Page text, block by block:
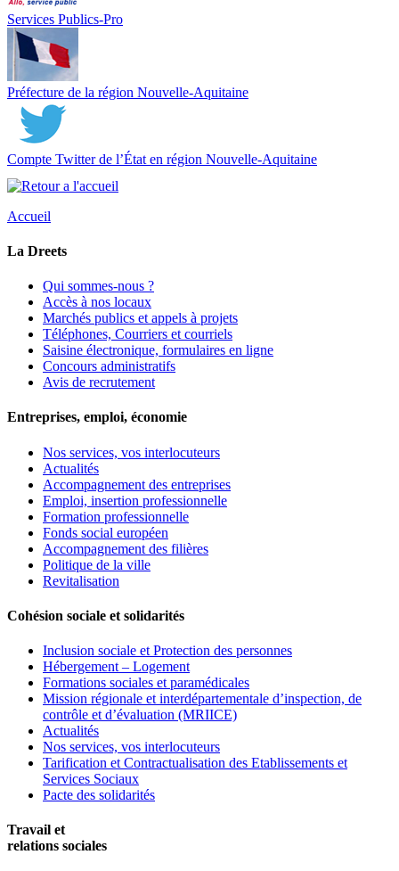
Services Publics-Pro
Préfecture de la région Nouvelle-Aquitaine
Compte Twitter de l’État en région Nouvelle-Aquitaine
Accueil
La Dreets
Qui sommes-nous ?
Accès à nos locaux
Marchés publics et appels à projets
Téléphones, Courriers et courriels
Saisine électronique, formulaires en ligne
Concours administratifs
Avis de recrutement
Entreprises, emploi, économie
Nos services, vos interlocuteurs
Actualités
Accompagnement des entreprises
Emploi, insertion professionnelle
Formation professionnelle
Fonds social européen
Accompagnement des filières
Politique de la ville
Revitalisation
Cohésion sociale et solidarités
Inclusion sociale et Protection des personnes
Hébergement – Logement
Formations sociales et paramédicales
Mission régionale et interdépartementale d’inspection, de
contrôle et d’évaluation (MRIICE)
Actualités
Nos services, vos interlocuteurs
Tarification et Contractualisation des Etablissements et
Services Sociaux
Pacte des solidarités
Travail et
relations sociales